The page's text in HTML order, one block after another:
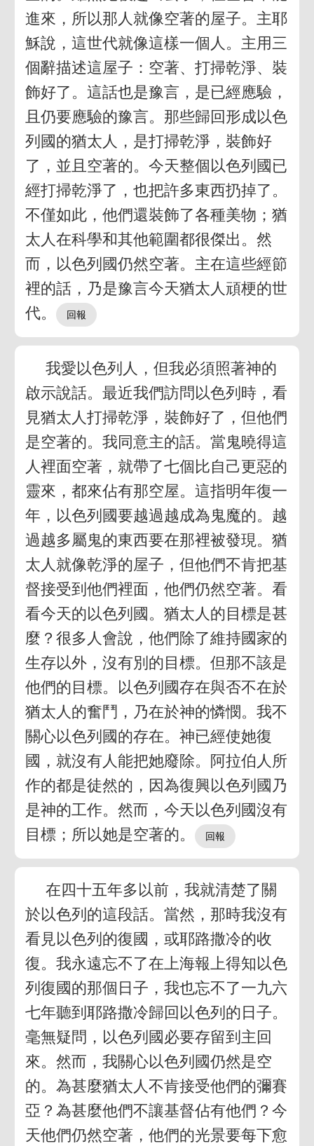
進來，所以那人就像空著的屋子。主耶
穌說，這世代就像這樣一個人。主用三
個辭描述這屋子：空著、打掃乾淨、裝
飾好了。這話也是豫言，是已經應驗，
且仍要應驗的豫言。那些歸回形成以色
列國的猶太人，是打掃乾淨，裝飾好
了，並且空著的。今天整個以色列國已
經打掃乾淨了，也把許多東西扔掉了。
不僅如此，他們還裝飾了各種美物；猶
太人在科學和其他範圍都很傑出。然
而，以色列國仍然空著。主在這些經節
裡的話，乃是豫言今天猶太人頑梗的世
代。
我愛以色列人，但我必須照著神的
啟示說話。最近我們訪問以色列時，看
見猶太人打掃乾淨，裝飾好了，但他們
是空著的。我同意主的話。當鬼曉得這
人裡面空著，就帶了七個比自己更惡的
靈來，都來佔有那空屋。這指明年復一
年，以色列國要越過越成為鬼魔的。越
過越多屬鬼的東西要在那裡被發現。猶
太人就像乾淨的屋子，但他們不肯把基
督接受到他們裡面，他們仍然空著。看
看今天的以色列國。猶太人的目標是甚
麼？很多人會說，他們除了維持國家的
生存以外，沒有別的目標。但那不該是
他們的目標。以色列國存在與否不在於
猶太人的奮鬥，乃在於神的憐憫。我不
關心以色列國的存在。神已經使她復
國，就沒有人能把她廢除。阿拉伯人所
作的都是徒然的，因為復興以色列國乃
是神的工作。然而，今天以色列國沒有
目標；所以她是空著的。
在四十五年多以前，我就清楚了關
於以色列的這段話。當然，那時我沒有
看見以色列的復國，或耶路撒冷的收
復。我永遠忘不了在上海報上得知以色
列復國的那個日子，我也忘不了一九六
七年聽到耶路撒冷歸回以色列的日子。
毫無疑問，以色列國必要存留到主回
來。然而，我關心以色列國仍然是空
的。為甚麼猶太人不肯接受他們的彌賽
亞？為甚麼他們不讓基督佔有他們？今
天他們仍然空著，他們的光景要每下愈